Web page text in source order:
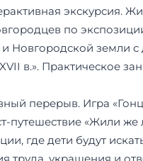
экскурсия.
по
Новгородской земли
в.». Практическое
перерыв. Игра
путешествие «Жили же
где дети будут
труда, украшения и